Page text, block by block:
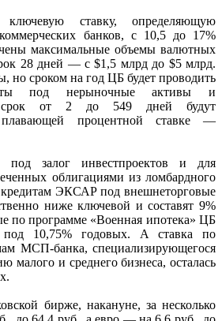
ставку, определяющую
банков, с 10,5 до 17%
максимальные объемы валютных
28 дней — с $1,5 млрд до $5 млрд.
но сроком на год ЦБ будет проводить
под нерыночные активы и
срок от 2 до 549 дней будут
плавающей процентной ставке —
под залог инвестпроектов и для
облигациями из ломбардного
ЭКСАР под внешнеторговые
ниже ключевой и составят 9%
по программе «Военная ипотека» ЦБ
под 10,75% годовых. А ставка по
МСП-банка, специализирующегося
малого и среднего бизнеса, осталась
бирже, накануне, за несколько